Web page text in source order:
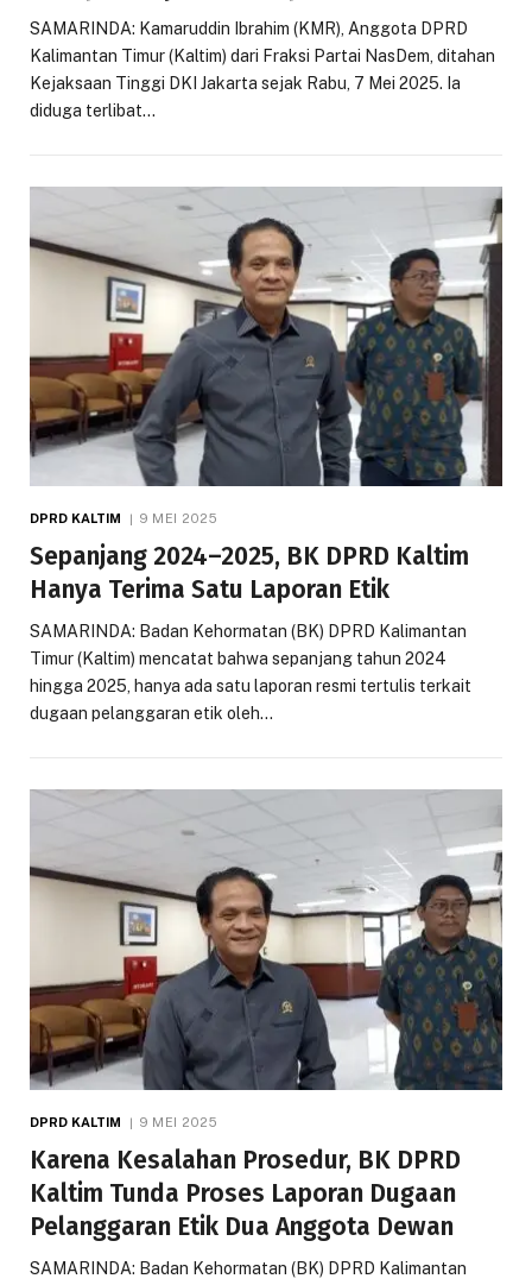
SAMARINDA: Kamaruddin Ibrahim (KMR), Anggota DPRD
Kalimantan Timur (Kaltim) dari Fraksi Partai NasDem, ditahan
Kejaksaan Tinggi DKI Jakarta sejak Rabu, 7 Mei 2025. Ia
diduga terlibat…
DPRD KALTIM 9 MEI 2025
Sepanjang 2024–2025, BK DPRD Kaltim
Hanya Terima Satu Laporan Etik
SAMARINDA: Badan Kehormatan (BK) DPRD Kalimantan
Timur (Kaltim) mencatat bahwa sepanjang tahun 2024
hingga 2025, hanya ada satu laporan resmi tertulis terkait
dugaan pelanggaran etik oleh…
DPRD KALTIM 9 MEI 2025
Karena Kesalahan Prosedur, BK DPRD
Kaltim Tunda Proses Laporan Dugaan
Pelanggaran Etik Dua Anggota Dewan
SAMARINDA: Badan Kehormatan (BK) DPRD Kalimantan